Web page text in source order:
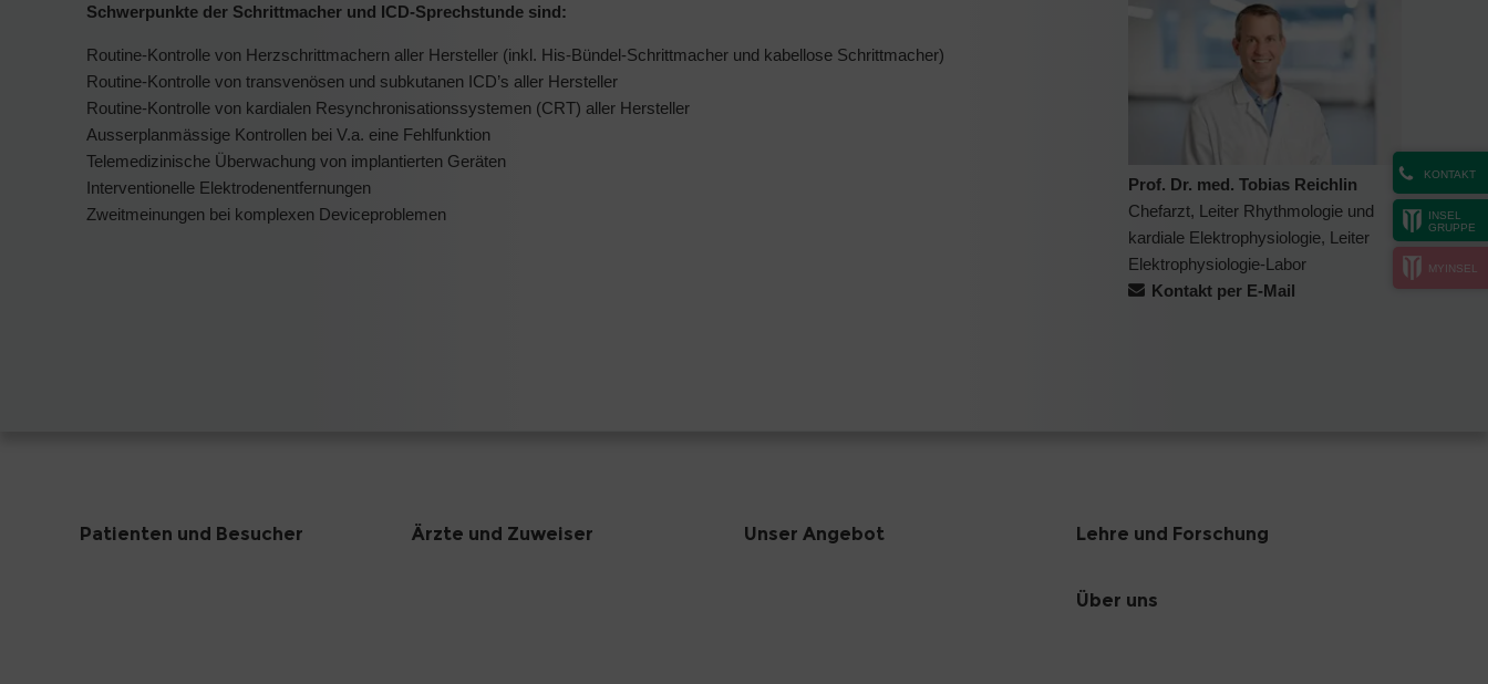
KONTAKT
INSEL
GRUPPE
MYINSEL
Schwerpunkte der Schrittmacher und ICD-Sprechstunde sind:
Routine-Kontrolle von Herzschrittmachern aller Hersteller (inkl. His-Bündel-Schrittmacher und kabellose Schrittmacher)
Routine-Kontrolle von transvenösen und subkutanen ICD’s aller Hersteller
Routine-Kontrolle von kardialen Resynchronisationssystemen (CRT) aller Hersteller
Ausserplanmässige Kontrollen bei V.a. eine Fehlfunktion
Telemedizinische Überwachung von implantierten Geräten
Interventionelle Elektrodenentfernungen
Zweitmeinungen bei komplexen Deviceproblemen
Prof. Dr. med. Tobias Reichlin
Chefarzt, Leiter Rhythmologie und
kardiale Elektrophysiologie, Leiter
Elektrophysiologie-Labor
Kontakt per E-Mail
Patienten und Besucher Ärzte und Zuweiser Unser Angebot Lehre und Forschung
Über uns